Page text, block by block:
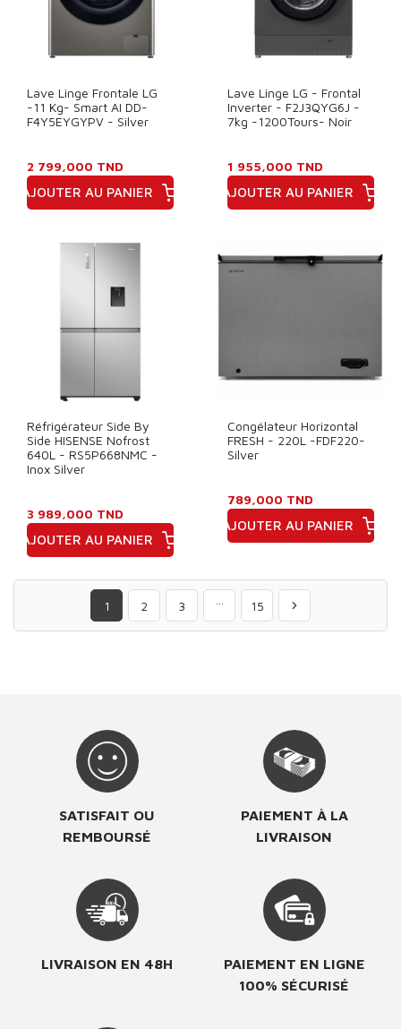
Lave Linge Frontale LG
-11 Kg- Smart AI DD-
F4Y5EYGYPV - Silver
2 799,000 TND
AJOUTER AU PANIER
Lave Linge LG - Frontal
Inverter - F2J3QYG6J -
7kg -1200Tours- Noir
1 955,000 TND
AJOUTER AU PANIER
Réfrigérateur Side By
Side HISENSE Nofrost
640L - RS5P668NMC -
Inox Silver
3 989,000 TND
AJOUTER AU PANIER
Congélateur Horizontal
FRESH - 220L -FDF220-
Silver
789,000 TND
AJOUTER AU PANIER
1 2 3 … 15
SATISFAIT OU
REMBOURSÉ
PAIEMENT À LA
LIVRAISON
LIVRAISON EN 48H
PAIEMENT EN LIGNE
100% SÉCURISÉ